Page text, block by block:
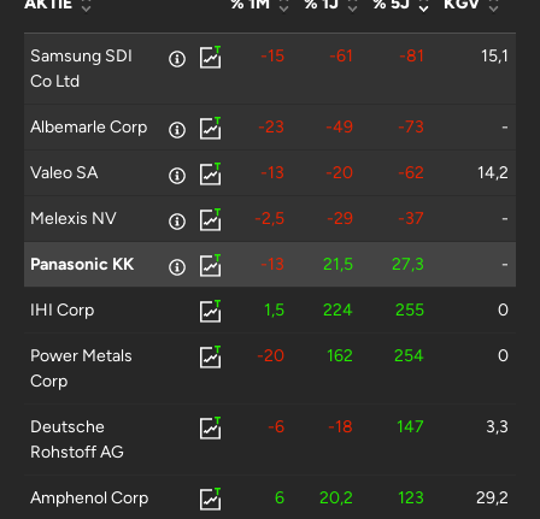
Samsung SDI
Co Ltd
-15 -61 -81 15,1
Albemarle Corp -23 -49 -73 -
Valeo SA -13 -20 -62 14,2
Melexis NV -2,5 -29 -37 -
Panasonic KK -13 21,5 27,3 -
IHI Corp 1,5 224 255 0
Power Metals
Corp
-20 162 254 0
Deutsche
Rohstoff AG
-6 -18 147 3,3
Amphenol Corp 6 20,2 123 29,2